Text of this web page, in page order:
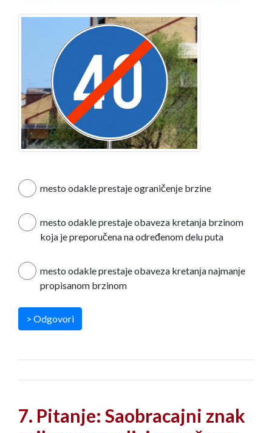
mesto odakle prestaje ograničenјe brzine
mesto odakle prestaje obaveza kretanјa brzinom
koja je preporučena na određenom delu puta
mesto odakle prestaje obaveza kretanјa najmanјe
propisanom brzinom
> Odgovori
7. Pitanje: Saobracajni znak